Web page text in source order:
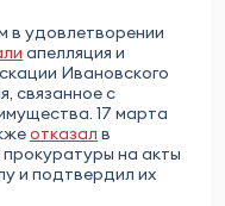
в удовлетворении
апелляция и
Ивановского
связанное с
17 марта
отказал в
на акты
и подтвердил их